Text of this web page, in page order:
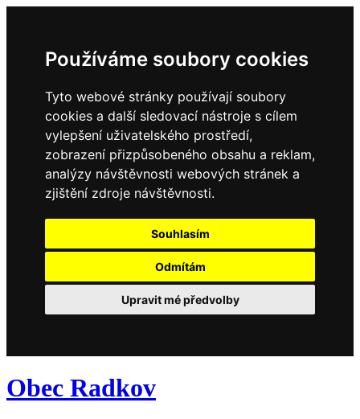
Používáme soubory cookies
Tyto webové stránky používají soubory
cookies a další sledovací nástroje s cílem
vylepšení uživatelského prostředí,
zobrazení přizpůsobeného obsahu a reklam,
analýzy návštěvnosti webových stránek a
zjištění zdroje návštěvnosti.
Souhlasím
Odmítám
Upravit mé předvolby
Obec Radkov